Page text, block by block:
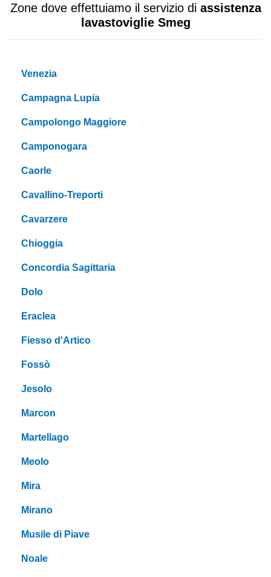
Zone dove effettuiamo il servizio di assistenza
lavastoviglie Smeg
Venezia
Campagna Lupia
Campolongo Maggiore
Camponogara
Caorle
Cavallino-Treporti
Cavarzere
Chioggia
Concordia Sagittaria
Dolo
Eraclea
Fiesso d'Artico
Fossò
Jesolo
Marcon
Martellago
Meolo
Mira
Mirano
Musile di Piave
Noale